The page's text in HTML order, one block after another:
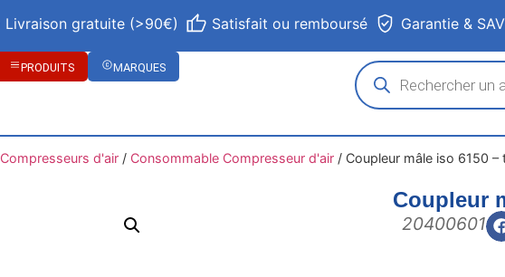
Livraison gratuite (>90€) Satisfait ou remboursé Garantie & SAV
PRODUITS MARQUES
Compresseurs d'air/ Consommable Compresseur d'air/ Coupleur mâle iso 6150 –
Coupleur
20400601